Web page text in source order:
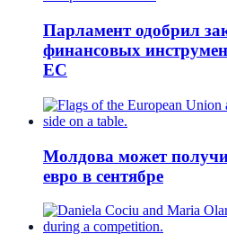
Парламент одобрил
финансовых
ЕС
Молдова может
евро в сентябре